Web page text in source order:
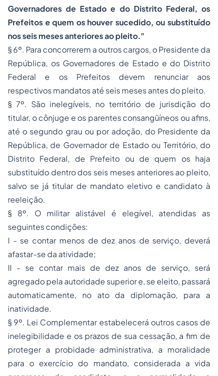
Governadores de Estado e do Distrito Federal, os
Prefeitos e quem os houver sucedido, ou substituído
nos seis meses anteriores ao pleito."
§ 6º. Para concorrerem a outros cargos, o Presidente da
República, os Governadores de Estado e do Distrito
Federal e os Prefeitos devem renunciar aos
respectivos mandatos até seis meses antes do pleito.
§ 7º. São inelegíveis, no território de jurisdição do
titular, o cônjuge e os parentes consangüíneos ou afins,
até o segundo grau ou por adoção, do Presidente da
República, de Governador de Estado ou Território, do
Distrito Federal, de Prefeito ou de quem os haja
substituído dentro dos seis meses anteriores ao pleito,
salvo se já titular de mandato eletivo e candidato à
reeleição.
§ 8º. O militar alistável é elegível, atendidas as
seguintes condições:
I - se contar menos de dez anos de serviço, deverá
afastar-se da atividade;
II - se contar mais de dez anos de serviço, será
agregado pela autoridade superior e, se eleito, passará
automaticamente, no ato da diplomação, para a
inatividade.
§ 9º. Lei Complementar estabelecerá outros casos de
inelegibilidade e os prazos de sua cessação, a fim de
proteger a probidade administrativa, a moralidade
para o exercício do mandato, considerada a vida